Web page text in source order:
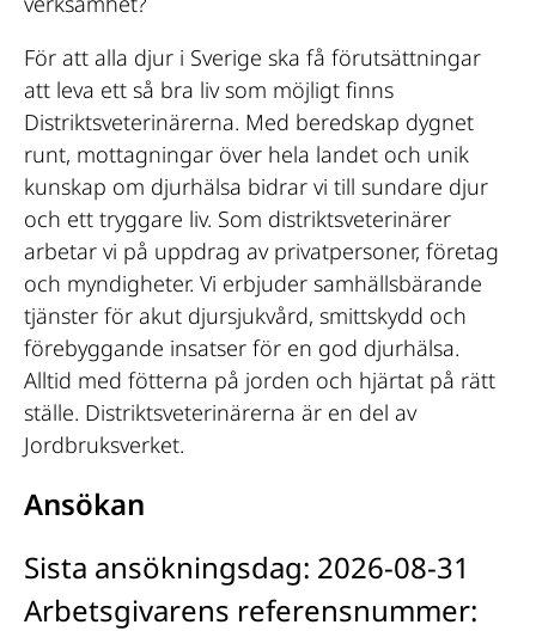
För att alla djur i Sverige ska få förutsättningar
att leva ett så bra liv som möjligt finns
Distriktsveterinärerna. Med beredskap dygnet
runt, mottagningar över hela landet och unik
kunskap om djurhälsa bidrar vi till sundare djur
och ett tryggare liv. Som distriktsveterinärer
arbetar vi på uppdrag av privatpersoner, företag
och myndigheter. Vi erbjuder samhällsbärande
tjänster för akut djursjukvård, smittskydd och
förebyggande insatser för en god djurhälsa.
Alltid med fötterna på jorden och hjärtat på rätt
ställe. Distriktsveterinärerna är en del av
Jordbruksverket.
Ansökan
Sista ansökningsdag: 2026-08-31
Arbetsgivarens referensnummer: